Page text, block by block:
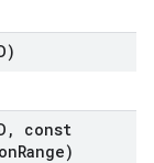
,
const
Range)